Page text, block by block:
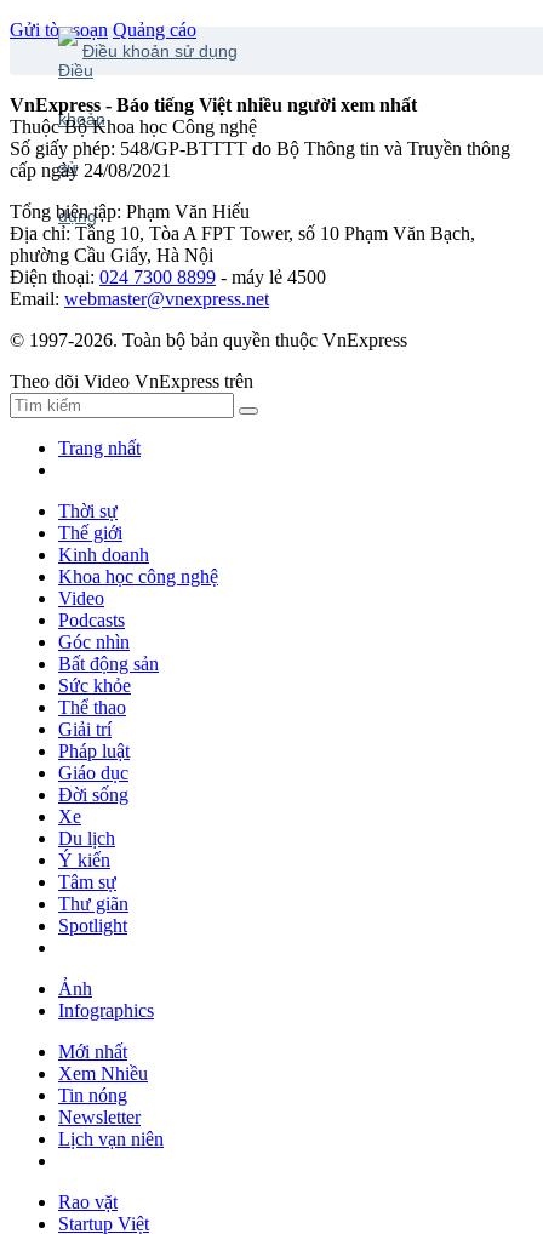
Gửi tòa soạn Quảng cáo
Điều khoản sử dụng
VnExpress - Báo tiếng Việt nhiều người xem nhất
Thuộc Bộ Khoa học Công nghệ
Số giấy phép: 548/GP-BTTTT do Bộ Thông tin và Truyền thông
cấp ngày 24/08/2021
Tổng biên tập: Phạm Văn Hiếu
Địa chỉ: Tầng 10, Tòa A FPT Tower, số 10 Phạm Văn Bạch,
phường Cầu Giấy, Hà Nội
Điện thoại: 024 7300 8899 - máy lẻ 4500
Email: webmaster@vnexpress.net
© 1997-2026. Toàn bộ bản quyền thuộc VnExpress
Theo dõi Video VnExpress trên
Trang nhất
Thời sự
Thế giới
Kinh doanh
Khoa học công nghệ
Video
Podcasts
Góc nhìn
Bất động sản
Sức khỏe
Thể thao
Giải trí
Pháp luật
Giáo dục
Đời sống
Xe
Du lịch
Ý kiến
Tâm sự
Thư giãn
Spotlight
Ảnh
Infographics
Mới nhất
Xem Nhiều
Tin nóng
Newsletter
Lịch vạn niên
Rao vặt
Startup Việt